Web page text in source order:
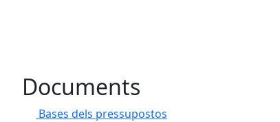
Documents
Bases dels pressupostos